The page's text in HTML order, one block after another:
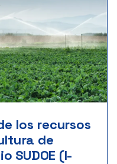
los recursos
de
SUDOE (I-